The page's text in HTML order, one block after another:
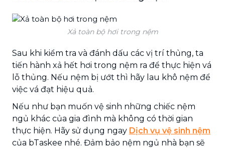
Xả toàn bộ hơi trong nệm
Sau khi kiểm tra và đánh dấu các vị trí thủng, ta
tiến hành xả hết hơi trong nệm ra để thực hiện vá
lỗ thủng. Nếu nệm bị ướt thì hãy lau khô nệm để
việc vá đạt hiệu quả.
Nếu như bạn muốn vệ sinh những chiếc nệm
ngủ khác của gia đình mà không có thời gian
thực hiện. Hãy sử dụng ngay Dịch vụ vệ sinh nệm
của bTaskee nhé. Đảm bảo nệm ngủ nhà bạn sẽ